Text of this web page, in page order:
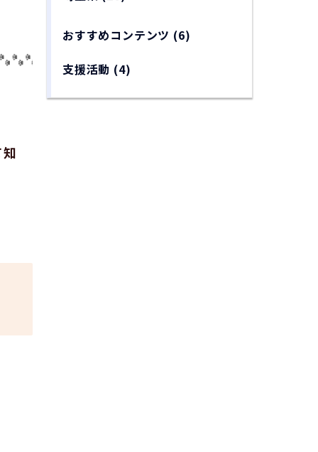
おすすめコンテンツ (6)
支援活動 (4)